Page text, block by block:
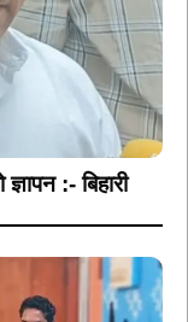
:- बिहारी